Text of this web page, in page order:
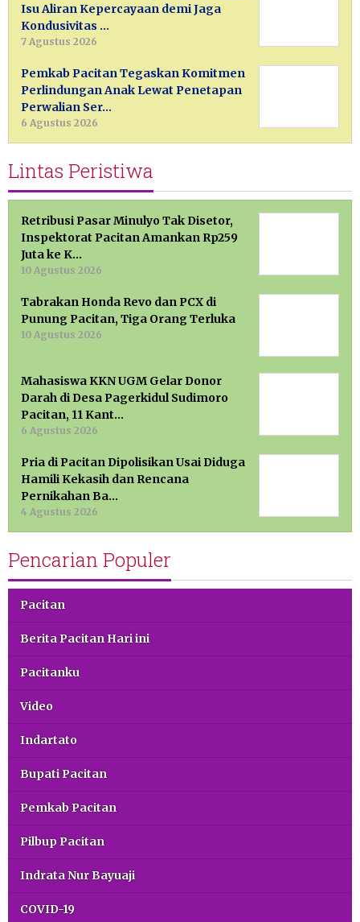
Isu Aliran Kepercayaan demi Jaga
Kondusivitas …
7 Agustus 2026
Pemkab Pacitan Tegaskan Komitmen
Perlindungan Anak Lewat Penetapan
Perwalian Ser…
6 Agustus 2026
Lintas Peristiwa
Retribusi Pasar Minulyo Tak Disetor,
Inspektorat Pacitan Amankan Rp259
Juta ke K…
10 Agustus 2026
Tabrakan Honda Revo dan PCX di
Punung Pacitan, Tiga Orang Terluka
10 Agustus 2026
Mahasiswa KKN UGM Gelar Donor
Darah di Desa Pagerkidul Sudimoro
Pacitan, 11 Kant…
6 Agustus 2026
Pria di Pacitan Dipolisikan Usai Diduga
Hamili Kekasih dan Rencana
Pernikahan Ba…
4 Agustus 2026
Pencarian Populer
Pacitan
Berita Pacitan Hari ini
Pacitanku
Video
Indartato
Bupati Pacitan
Pemkab Pacitan
Pilbup Pacitan
Indrata Nur Bayuaji
COVID-19